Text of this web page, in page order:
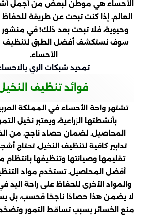
الأحساء هي موطن لبعض من أجمل
العالم. إذا كنت تبحث عن طريقة
وحيوية، فلا تبحث بعد ذلك! في منشور
سوف نستكشف أفضل الطرق لتنظيف
الأحساء.
تمديد شبكات الري
فوائد تنظيف
تشتهر واحة الأحساء في المملكة
بأنشطتها الزراعية، ويعتبر نخيل
المحاصيل. لضمان حصاد ناجح، من
تدابير كافية لتنظيف النخيل. تحتاج
تقليمها وصيانتها وتنظيفها بانتظام
أفضل المحاصيل. تستخدم مواد
والمواد الأخرى للحفاظ على راحة اليد
لا يضمن هذا حصادًا ناجحًا فحسب، بل
منع الخسائر بسبب تساقط التمور وتضخم